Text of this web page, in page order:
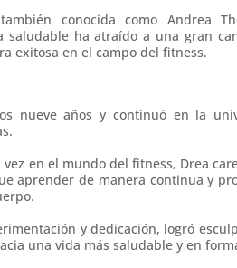
también conocida como
saludable ha atraído a una gran
exitosa en el campo del fitness.
nueve años y continuó en la
en el mundo del fitness, Drea
aprender de manera continua y
y dedicación, logró
una vida más saludable y en